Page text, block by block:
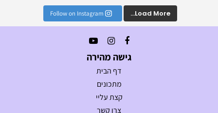
Load More...
Follow on Instagram
גישה מהירה
דף הבית
מתכונים
קצת עליי
צרו קשר